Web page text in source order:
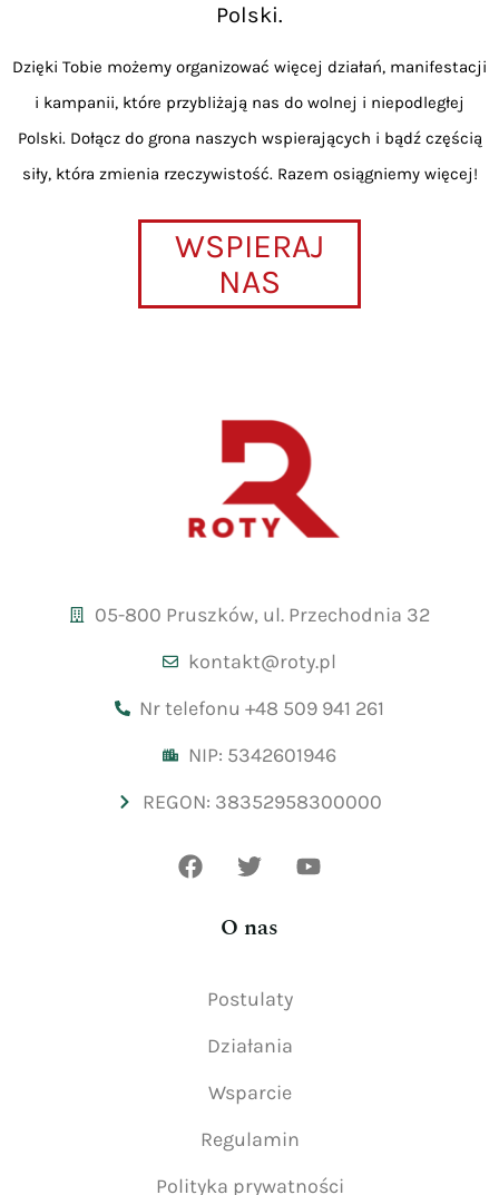
Polski.
Dzięki Tobie możemy organizować więcej działań, manifestacji
i kampanii, które przybliżają nas do wolnej i niepodległej
Polski. Dołącz do grona naszych wspierających i bądź częścią
siły, która zmienia rzeczywistość. Razem osiągniemy więcej!
WSPIERAJ
NAS
05-800 Pruszków, ul. Przechodnia 32
kontakt@roty.pl
Nr telefonu +48 509 941 261
NIP: 5342601946
REGON: 38352958300000
O nas
Postulaty
Działania
Wsparcie
Regulamin
Polityka prywatności